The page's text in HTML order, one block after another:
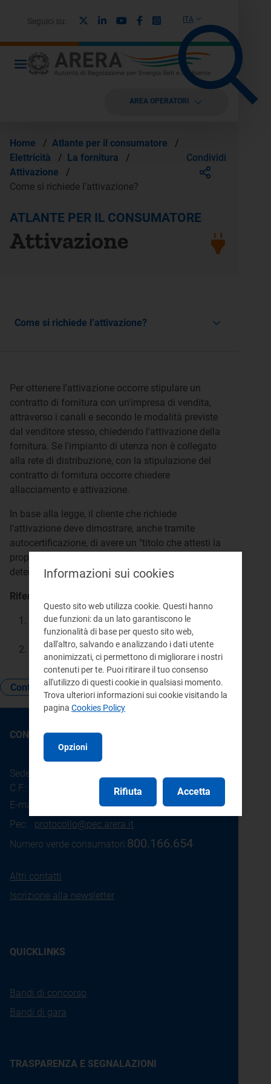
ITA
Seguici su: LinkedinYoutubeFacebook
Instagram
AREA OPERATORI
Home / Atlante per il consumatore
/
Elettricità
/ La fornitura
/
Attivazione
/
Come si richiede l’attivazione?
Condividi
ATLANTE PER IL CONSUMATORE
Attivazione
Come si richiede l’attivazione?
Per ottenere l'attivazione occorre stipulare un
contratto di fornitura con un'impresa di vendita,
attraverso i canali e secondo le modalità previste
dal venditore stesso, chiedendo l'attivazione della
fornitura. Se l'impianto di utenza non è collegato
alla rete di distribuzione, con la stipulazione del
contratto di fornitura occorre chiedere
allacciamento e attivazione.
In base alla legge, il cliente che richiede
l'attivazione deve dimostrare, anche tramite
autocertificazione, di avere un "titolo che attesti la
proprietà, il regolare possesso o la regolare
detenzione dell'unità immobiliare".
Riferimenti:
Atto 617/2023/R/eelAllegato B (TIQC), -
articolo 1
Decreto-legge 28 marzo 2014, n.47, articolo 5
Contratto Attivazione della fornitura
CONTATTI
Sede legale: Piazza Cavour 5 - 20121 - Milano
C.F.: 97190020152
E-mail:
info@arera.it
Pec: protocollo@pec.arera.it
Numero verde consumatori:800.166.654
Altri contatti
Iscrizione alla newsletter
QUICKLINKS
Bandi di concorso
Bandi di gara
TRASPARENZA E SEGNALAZIONI
Informazioni sui cookies
Questo sito web utilizza cookie. Questi hanno
due funzioni: da un lato garantiscono le
funzionalità di base per questo sito web,
dall'altro, salvando e analizzando i dati utente
anonimizzati, ci permettono di migliorare i nostri
contenuti per te. Puoi ritirare il tuo consenso
all'utilizzo di questi cookie in qualsiasi momento.
Trova ulteriori informazioni sui cookie visitando la
pagina Cookies Policy
Opzioni
Rifiuta Accetta